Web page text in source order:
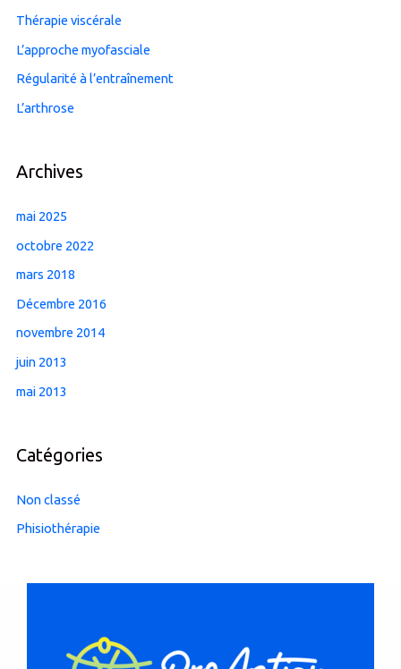
Thérapie viscérale
L’approche myofasciale
Régularité à l’entraînement
L’arthrose
Archives
mai 2025
octobre 2022
mars 2018
Décembre 2016
novembre 2014
juin 2013
mai 2013
Catégories
Non classé
Phisiothérapie